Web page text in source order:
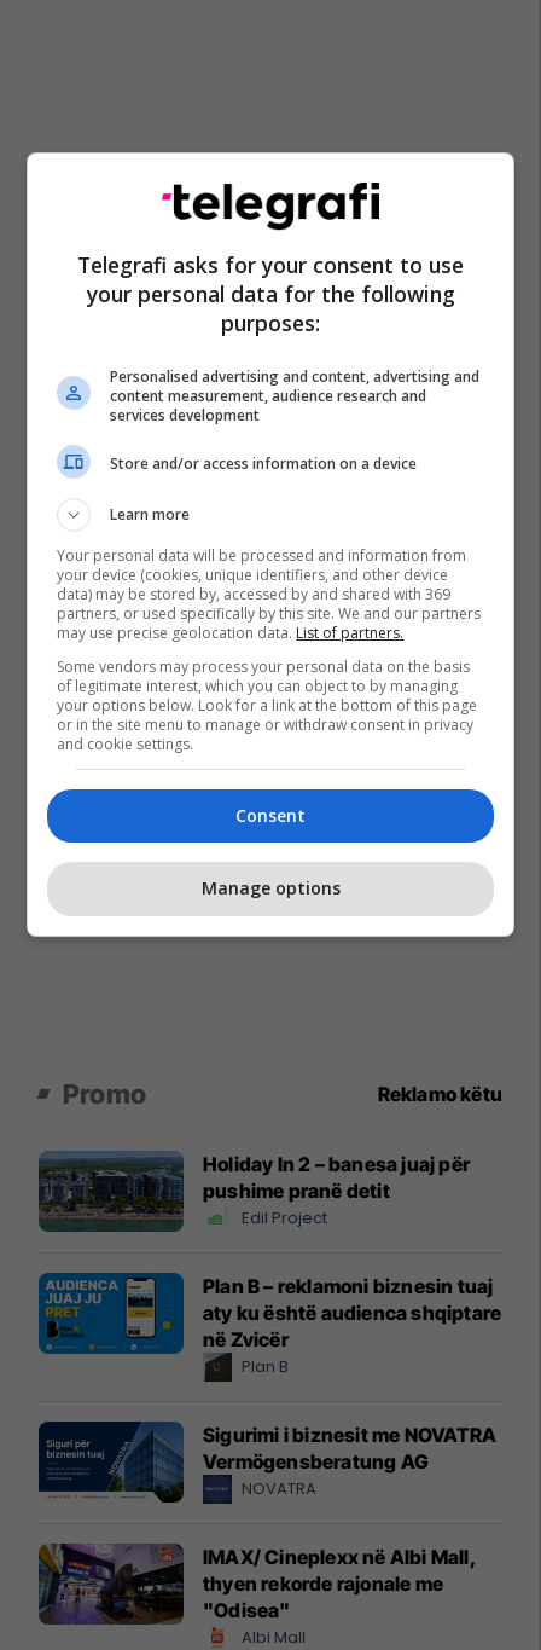
Rrugore Qarkore Ne Gjilan
Promo Reklamo këtu
Holiday In 2 – banesa juaj për
pushime pranë detit
Edil Project
Plan B – reklamoni biznesin tuaj
aty ku është audienca shqiptare
në Zvicër
Plan B
Sigurimi i biznesit me NOVATRA
Vermögensberatung AG
NOVATRA
IMAX/ Cineplexx në Albi Mall,
thyen rekorde rajonale me
"Odisea"
Albi Mall
Telegrafi asks for your consent to use
your personal data for the following
purposes:
Personalised advertising and content, advertising and
content measurement, audience research and
services development
Store and/or access information on a device
Learn more
Your personal data will be processed and information from
your device (cookies, unique identifiers, and other device
data) may be stored by, accessed by and shared with 369
partners, or used specifically by this site. We and our partners
may use precise geolocation data. List of partners.
Some vendors may process your personal data on the basis
of legitimate interest, which you can object to by managing
your options below. Look for a link at the bottom of this page
or in the site menu to manage or withdraw consent in privacy
and cookie settings.
Consent
Manage options